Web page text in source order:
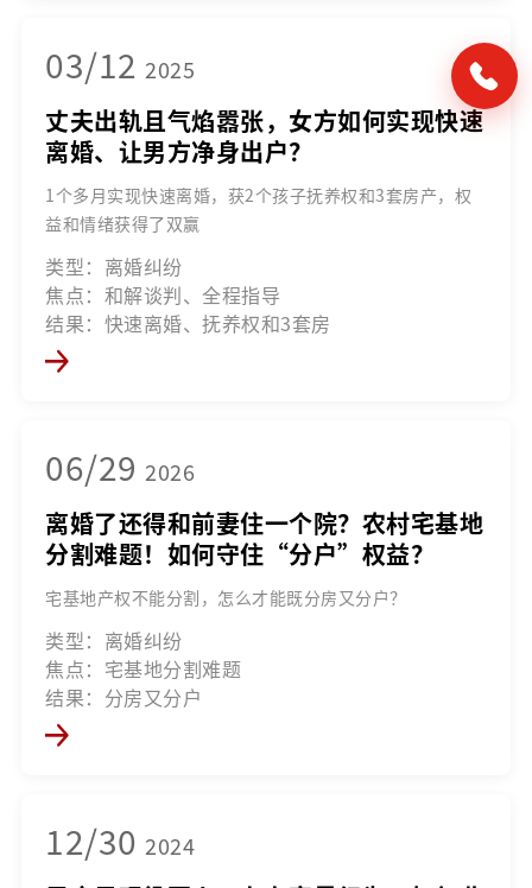
03/12 2025
丈夫出轨且气焰嚣张，女方如何实现快速
离婚、让男方净身出户？
1个多月实现快速离婚，获2个孩子抚养权和3套房产，权
益和情绪获得了双赢
类型：离婚纠纷
焦点：和解谈判、全程指导
结果：快速离婚、抚养权和3套房
06/29 2026
离婚了还得和前妻住一个院？农村宅基地
分割难题！如何守住“分户”权益？
宅基地产权不能分割，怎么才能既分房又分户？
类型：离婚纠纷
焦点：宅基地分割难题
结果：分房又分户
12/30 2024